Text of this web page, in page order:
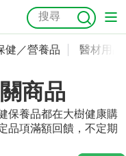
油 幼兒米餅
健／營養品 醫材用品
商品
保養品都在大樹健康購
品項滿額回饋，不定期